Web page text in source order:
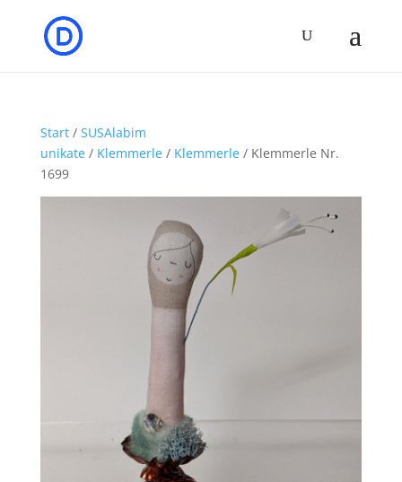
Start/ SUSAlabim
unikate/ Klemmerle/ Klemmerle/ Klemmerle Nr.
1699